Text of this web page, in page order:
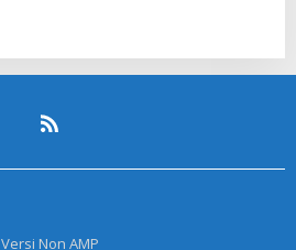
Versi Non AMP